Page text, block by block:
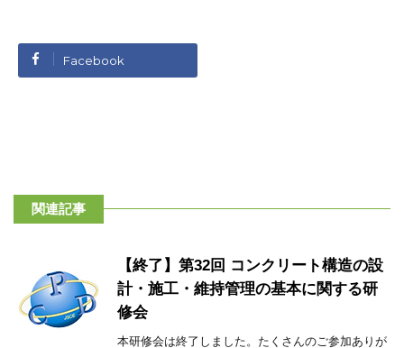
Facebook
関連記事
【終了】第32回 コンクリート構造の設
計・施工・維持管理の基本に関する研
修会
本研修会は終了しました。たくさんのご参加ありが